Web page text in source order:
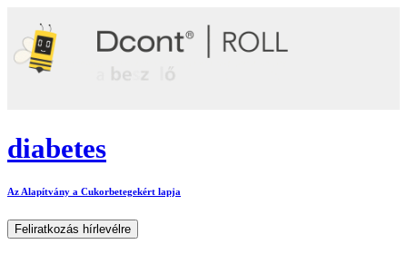
diabetes
Az Alapítvány a Cukorbetegekért lapja